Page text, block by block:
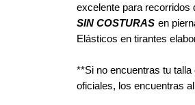
excelente para recorridos
SIN COSTURAS en
Elásticos en tirantes
**Si no encuentras tu
oficiales, los encuentras